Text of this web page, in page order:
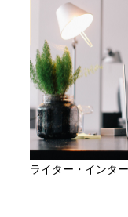
ライター・インタ